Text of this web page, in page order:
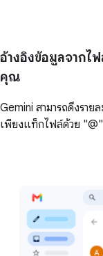
อ้างอิงข้อมูลจากไ
คุณ
Gemini สามารถดึงรา
เพียงแท็กไฟล์ด้วย